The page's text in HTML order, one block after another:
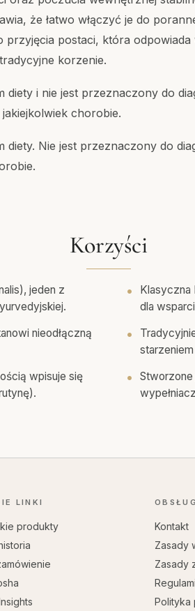
że łatwo włączyć je do
przyjęcia postaci, która
korzenie.
diety i nie jest przeznaczony do
chorobie.
diety. Nie jest przeznaczony do
Korzyści
jeden z
Klasyczna
dla
nieodłączną
wpisuje się
LINKI
produkty
Kontakt
Zasady
Zasady
Polityka